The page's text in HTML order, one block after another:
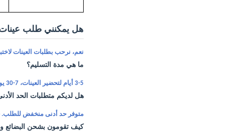
هل يمكنني طلب
نعم، نرحب بطلبات العينات
ما هي مدة التسليم؟
3-5 أيام لتحضير العينات، 7-30 يوم عمل للإنتاج الضخم.
هل لديكم متطلبات الحد
متوفر حد أدنى منخفض للطلب. قطعة واحدة
كيف تقومون بشحن البضائع